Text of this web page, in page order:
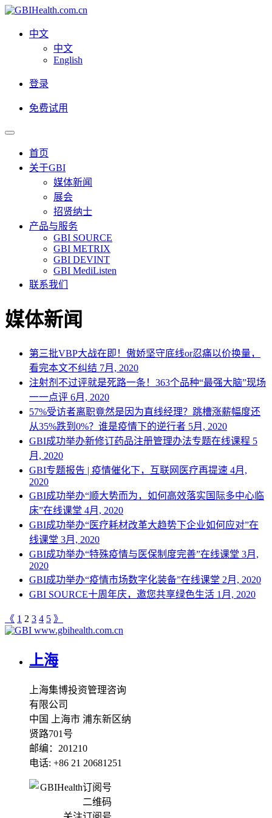
中文
中文
English
登录
免费试用
首页
关于GBI
媒体新闻
展会
招贤纳士
产品与服务
GBI SOURCE
GBI METRIX
GBI DEVINT
GBI MediListen
联系我们
媒体新闻
第三批VBP大战在即！傲娇坚守底线or忍痛以价换量，
看完本文不纠结 7月, 2020
注射剂不过评就是死路一条！363个品种“最强大脑”现场
一一点评 6月, 2020
57%受访者离职竟然是因为直线经理？跳槽涨薪幅度还
从35%跌到0%？谁是疫情下的逆行者 5月, 2020
GBI成功举办新修订药品注册管理办法专题在线课程 5
月, 2020
GBI专题报告 | 疫情催化下，互联网医疗再提速 4月,
2020
GBI成功举办“顺大势而为，如何高效落实国际多中心临
床”在线课堂 4月, 2020
GBI成功举办“医疗耗材改革大趋势下企业如何应对”在
线课堂 3月, 2020
GBI成功举办“特殊疫情与医保制度完善”在线课堂 3月,
2020
GBI成功举办“疫情市场数字化装备”在线课堂 2月, 2020
GBI SOURCE十周年庆，邀您共享绿色生活 1月, 2020
《 1 2 3 4 5 》
www.gbihealth.com.cn
上海
上海集博投资管理咨询
有限公司
中国 上海市 浦东新区纳
贤路701号
邮编：201210
电话: +86 21 20681251